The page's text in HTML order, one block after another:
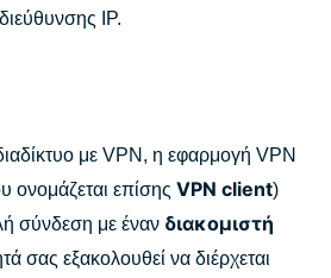
IP.
με VPN, η εφαρμογή VPN
επίσης VPN client)
σύνδεση με έναν διακομιστή
σας εξακολουθεί να διέρχεται